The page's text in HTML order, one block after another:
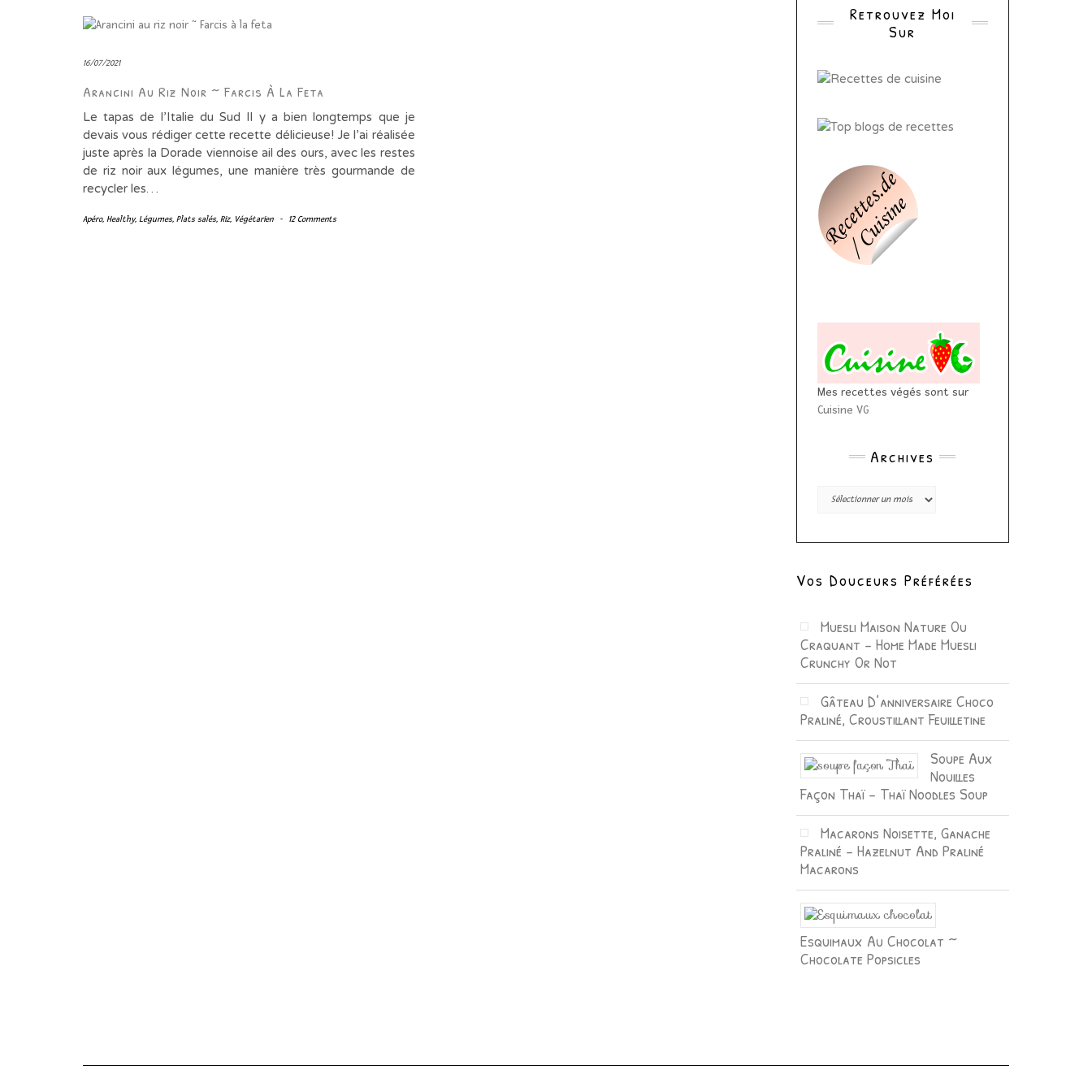
16/07/2021
Arancini Au Riz Noir ~ Farcis À La Feta
Le tapas de l’Italie du Sud Il y a bien longtemps que je
devais vous rédiger cette recette délicieuse! Je l’ai réalisée
juste après la Dorade viennoise ail des ours, avec les restes
de riz noir aux légumes, une manière très gourmande de
recycler les…
Apéro, Healthy, Légumes, Plats salés, Riz, Végétarien - 12 Comments
Retrouvez Moi
Sur
Mes recettes végés sont sur
Cuisine VG
Archives
Archives
Vos Douceurs Préférées
Muesli Maison Nature Ou
Craquant – Home Made Muesli
Crunchy Or Not
Gâteau D’anniversaire Choco
Praliné, Croustillant Feuilletine
Soupe Aux
Nouilles
Façon Thaï – Thaï Noodles Soup
Macarons Noisette, Ganache
Praliné – Hazelnut And Praliné
Macarons
Esquimaux Au Chocolat ~
Chocolate Popsicles